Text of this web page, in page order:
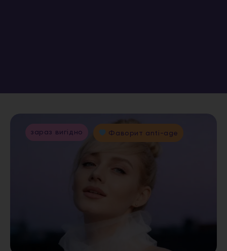
зараз вигідно Фаворит anti-age